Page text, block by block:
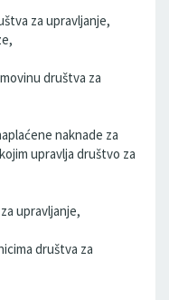
za upravljanje,
društva za
naknade za
upravlja društvo za
upravljanje,
društva za